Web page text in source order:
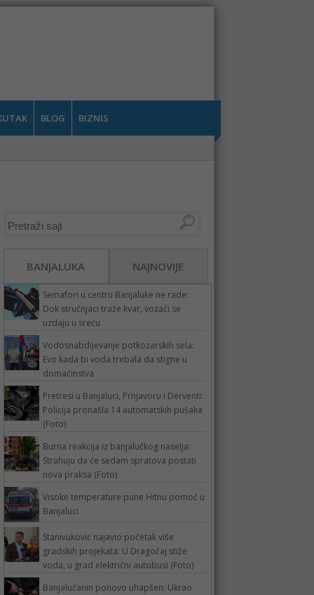
BLOG BIZNIS
BANJALUKA NAJNOVIJE
Semafori u centru Banjaluke ne rade:
Dok stručnjaci traže kvar, vozači se
uzdaju u sreću
Vodosnabdijevanje potkozarskih sela:
Evo kada bi voda trebala da stigne u
domaćinstva
Pretresi u Banjaluci, Prnjavoru i Derventi:
Policija pronašla 14 automatskih pušaka
(Foto)
Burna reakcija iz banjalučkog naselja:
Strahuju da će sedam spratova postati
nova praksa (Foto)
Visoke temperature pune Hitnu pomoć u
Banjaluci
Stanivuković najavio početak više
gradskih projekata: U Dragočaj stiže
voda, u grad električni autobusi (Foto)
Banjalučanin ponovo uhapšen: Ukrao